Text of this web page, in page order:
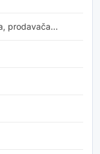
prodavača…